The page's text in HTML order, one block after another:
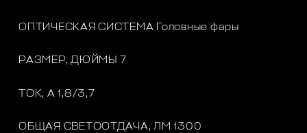
ОПТИЧЕСКАЯ СИСТЕМА Головные фары
РАЗМЕР, ДЮЙМЫ 7
ТОК, A 1,8/3,7
ОБЩАЯ СВЕТООТДАЧА, ЛМ 1300